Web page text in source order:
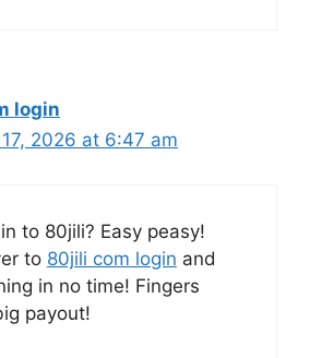
login
2026 at 6:47 am
to 80jili? Easy peasy!
to 80jili com login and
in no time! Fingers
payout!